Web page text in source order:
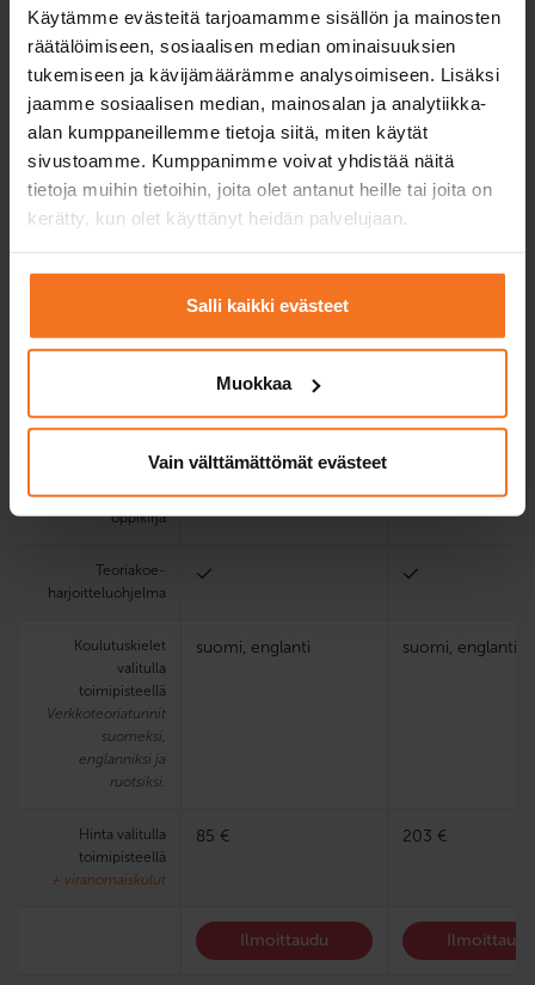
Käytämme evästeitä tarjoamamme sisällön ja mainosten
räätälöimiseen, sosiaalisen median ominaisuuksien
tukemiseen ja kävijämäärämme analysoimiseen. Lisäksi
jaamme sosiaalisen median, mainosalan ja analytiikka-
alan kumppaneillemme tietoja siitä, miten käytät
sivustoamme. Kumppanimme voivat yhdistää näitä
tietoja muihin tietoihin, joita olet antanut heille tai joita on
kerätty, kun olet käyttänyt heidän palvelujaan.
Salli kaikki evästeet
Muokkaa
Vain välttämättömät evästeet
autokoulun
mopolla
Yksi ajotunti = 50
min.
1
4 verkkoteoriatuntia
teoriakoetta varten
ja ajovarusteiden
käsittelykokeessa
Sähköinen
oppimisympäristö ja
oppikirja
Teoria­koe­
harjoittelu­ohjelma
Koulutuskielet
valitulla
toimipisteellä
Verkkoteoriatunnit
suomeksi,
englanniksi ja
ruotsiksi.
suomi, englanti suomi, englanti
Hinta valitulla
toimipisteellä
+ viranomaiskulut
85 € 203 €
Ilmoittaudu Ilmoittaudu